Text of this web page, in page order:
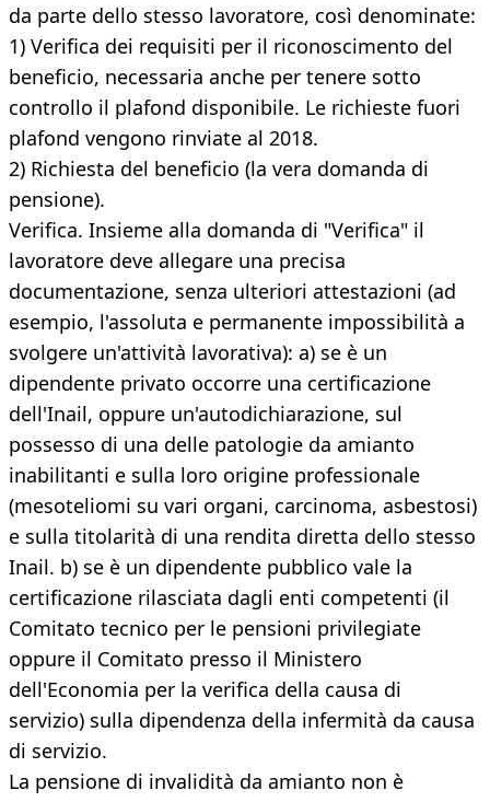
da parte dello stesso lavoratore, così denominate:
1) Verifica dei requisiti per il riconoscimento del
beneficio, necessaria anche per tenere sotto
controllo il plafond disponibile. Le richieste fuori
plafond vengono rinviate al 2018.
2) Richiesta del beneficio (la vera domanda di
pensione).
Verifica. Insieme alla domanda di "Verifica" il
lavoratore deve allegare una precisa
documentazione, senza ulteriori attestazioni (ad
esempio, l'assoluta e permanente impossibilità a
svolgere un'attività lavorativa): a) se è un
dipendente privato occorre una certificazione
dell'Inail, oppure un'autodichiarazione, sul
possesso di una delle patologie da amianto
inabilitanti e sulla loro origine professionale
(mesoteliomi su vari organi, carcinoma, asbestosi)
e sulla titolarità di una rendita diretta dello stesso
Inail. b) se è un dipendente pubblico vale la
certificazione rilasciata dagli enti competenti (il
Comitato tecnico per le pensioni privilegiate
oppure il Comitato presso il Ministero
dell'Economia per la verifica della causa di
servizio) sulla dipendenza della infermità da causa
di servizio.
La pensione di invalidità da amianto non è